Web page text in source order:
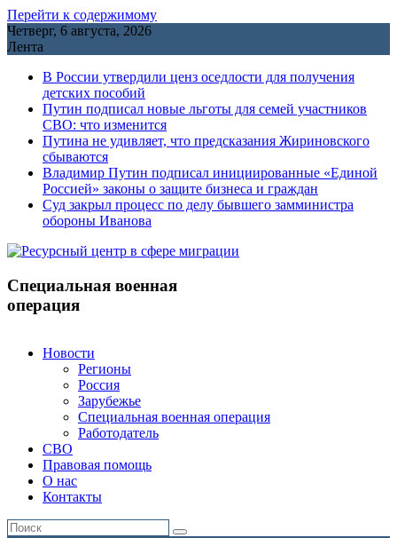
Перейти к содержимому
Четверг, 6 августа, 2026
Лента
В России утвердили ценз оседлости для получения
детских пособий
Путин подписал новые льготы для семей участников
СВО: что изменится
Путина не удивляет, что предсказания Жириновского
сбываются
Владимир Путин подписал инициированные «Единой
Россией» законы о защите бизнеса и граждан
Cуд закрыл процесс по делу бывшего замминистра
обороны Иванова
Специальная военная
операция
Новости
Регионы
Россия
Зарубежье
Специальная военная операция
Работодатель
СВО
Правовая помощь
О нас
Контакты